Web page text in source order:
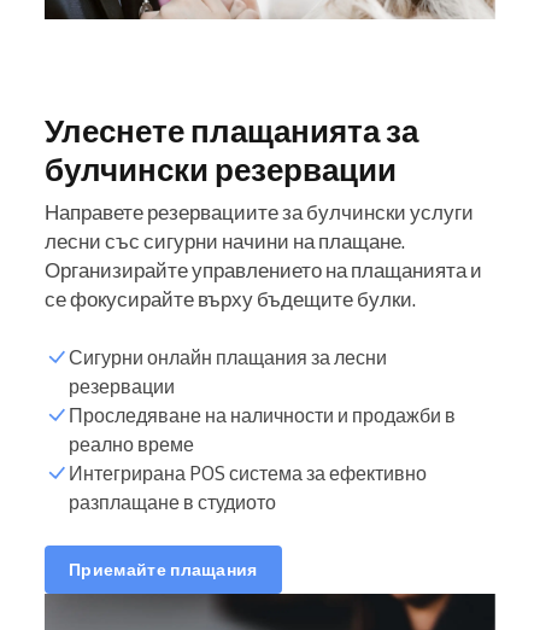
Улеснете плащанията за
булчински резервации
Направете резервациите за булчински услуги
лесни със сигурни начини на плащане.
Организирайте управлението на плащанията и
се фокусирайте върху бъдещите булки.
Сигурни онлайн плащания за лесни
резервации
Проследяване на наличности и продажби в
реално време
Интегрирана POS система за ефективно
разплащане в студиото
Приемайте плащания